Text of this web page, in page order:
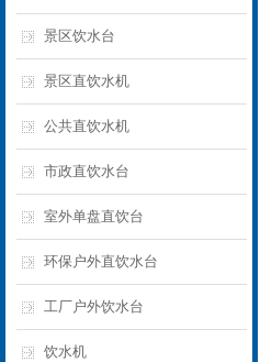
景区饮水台
景区直饮水机
公共直饮水机
市政直饮水台
室外单盘直饮台
环保户外直饮水台
工厂户外饮水台
饮水机